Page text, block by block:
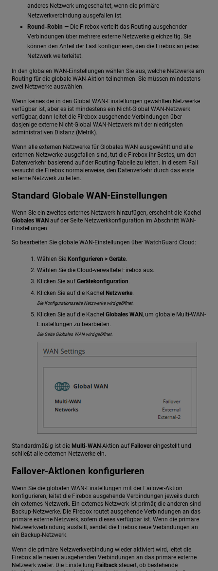
anderes Netzwerk umgeschaltet, wenn die primäre
Netzwerkverbindung ausgefallen ist.
Round-Robin — Die Firebox verteilt das Routing ausgehender
Verbindungen über mehrere externe Netzwerke gleichzeitig. Sie
können den Anteil der Last konfigurieren, den die Firebox an jedes
Netzwerk weiterleitet.
In den globalen WAN-Einstellungen wählen Sie aus, welche Netzwerke am
Routing für die globale WAN-Aktion teilnehmen. Sie müssen mindestens
zwei Netzwerke auswählen.
Wenn keines der in den Global WAN-Einstellungen gewählten Netzwerke
verfügbar ist, aber es ist mindestens ein Nicht-Global WAN-Netzwerk
verfügbar, dann leitet die Firebox ausgehende Verbindungen über
dasjenige externe Nicht-Global WAN-Netzwerk mit der niedrigsten
administrativen Distanz (Metrik).
Wenn alle externen Netzwerke für Globales WAN ausgewählt und alle
externen Netzwerke ausgefallen sind, tut die Firebox ihr Bestes, um den
Datenverkehr basierend auf der Routing-Tabelle zu leiten. In diesem Fall
versucht die Firebox normalerweise, den Datenverkehr durch das erste
externe Netzwerk zu leiten.
Standard Globale WAN-Einstellungen
Wenn Sie ein zweites externes Netzwerk hinzufügen, erscheint die Kachel
Globales WAN auf der Seite Netzwerkkonfiguration im Abschnitt WAN-
Einstellungen.
So bearbeiten Sie globale WAN-Einstellungen über WatchGuard Cloud:
Wählen Sie Konfigurieren > Geräte.
Wählen Sie die Cloud-verwaltete Firebox aus.
Klicken Sie auf Gerätekonfiguration.
Klicken Sie auf die Kachel Netzwerke.
Die Konfigurationsseite Netzwerke wird geöffnet.
Klicken Sie auf die Kachel Globales WAN, um globale Multi-WAN-
Einstellungen zu bearbeiten.
Die Seite Globales WAN wird geöffnet.
Standardmäßig ist die Multi-WAN-Aktion auf Failovereingestellt und
schließt alle externen Netzwerke ein.
Failover-Aktionen konfigurieren
Wenn Sie die globalen WAN-Einstellungen mit der Failover-Aktion
konfigurieren, leitet die Firebox ausgehende Verbindungen jeweils durch
ein externes Netzwerk. Ein externes Netzwerk ist primär, die anderen sind
Backup-Netzwerke. Die Firebox routet ausgehende Verbindungen an das
primäre externe Netzwerk, sofern dieses verfügbar ist. Wenn die primäre
Netzwerkverbindung ausfällt, sendet die Firebox neue Verbindungen an
ein Backup-Netzwerk.
Wenn die primäre Netzwerkverbindung wieder aktiviert wird, leitet die
Firebox alle neuen ausgehenden Verbindungen an das primäre externe
Netzwerk weiter. Die Einstellung Failback steuert, ob bestehende